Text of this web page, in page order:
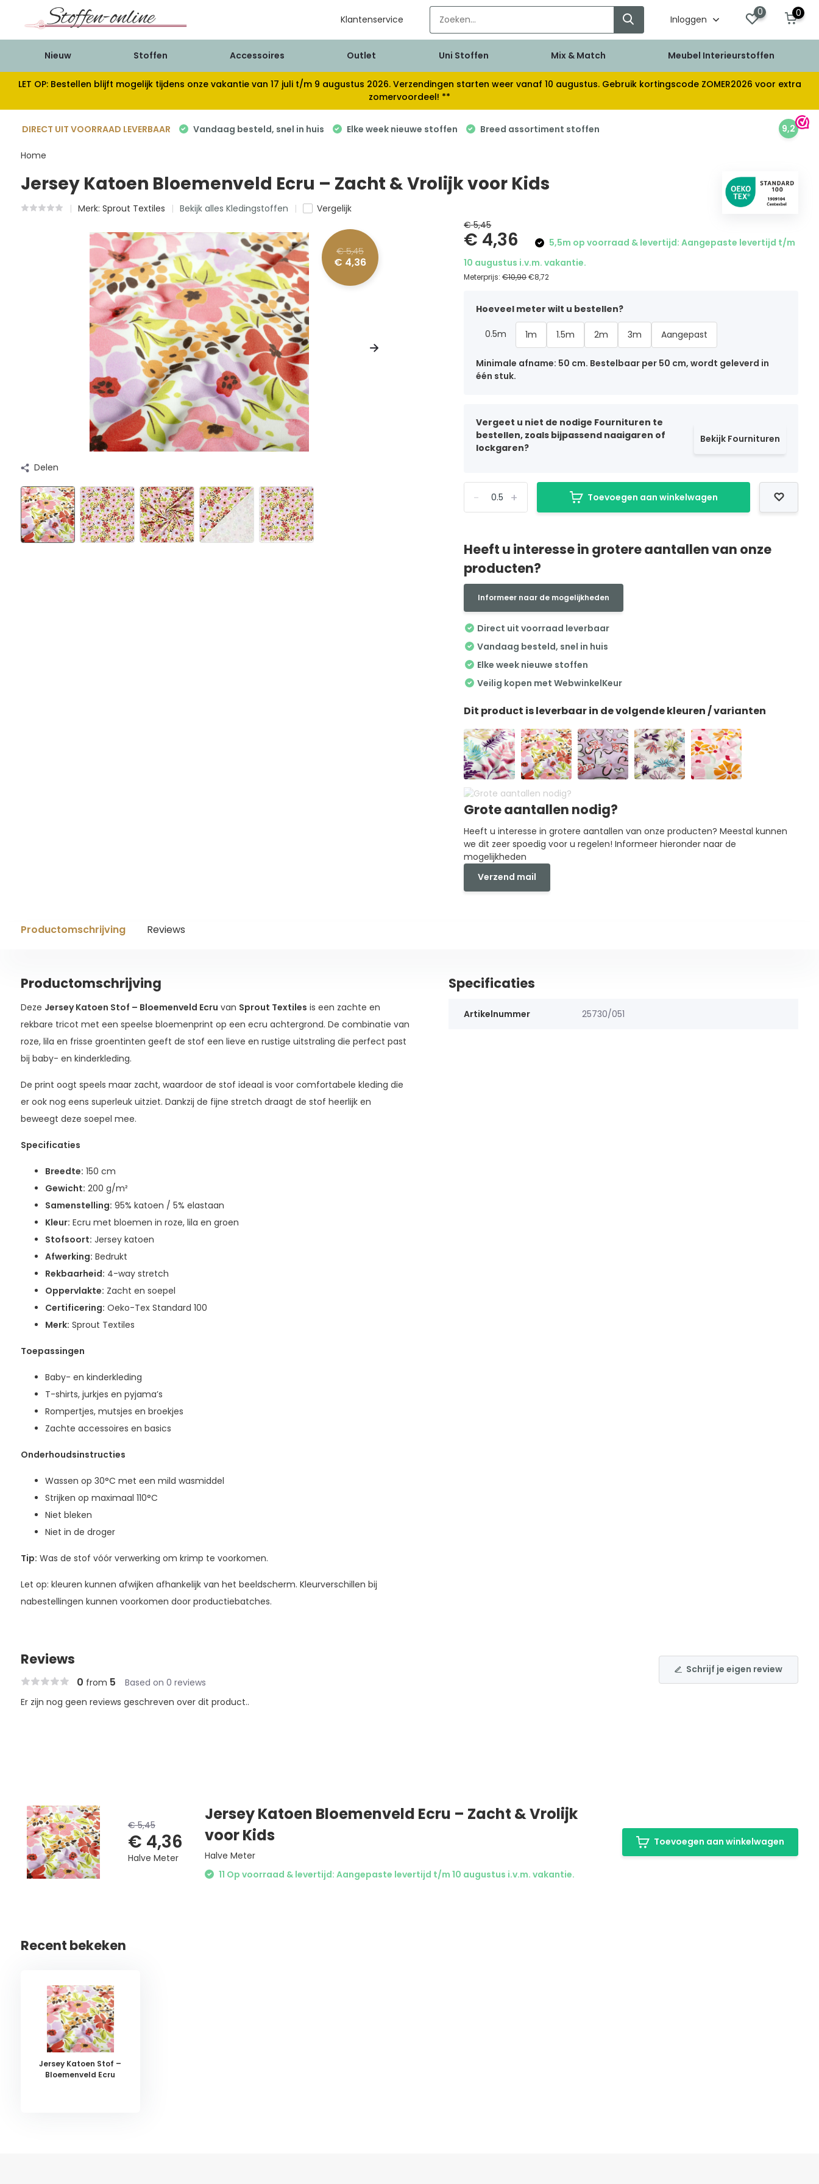
Klantenservice Inloggen
0 0
Nieuw Stoffen Accessoires Outlet Uni Stoffen Mix & Match Meubel Interieurstoffen
LET OP: Bestellen blijft mogelijk tijdens onze vakantie van 17 juli t/m 9 augustus 2026. Verzendingen starten weer vanaf 10 augustus. Gebruik kortingscode ZOMER2026 voor extra
zomervoordeel! **
DIRECT UIT VOORRAAD LEVERBAAR Vandaag besteld, snel in huis Elke week nieuwe stoffen Breed assortiment stoffen 9,2
Home
Jersey Katoen Bloemenveld Ecru – Zacht & Vrolijk voor Kids
Merk: Sprout Textiles Bekijk alles Kledingstoffen Vergelijk
€ 5,45
€ 4,36
Delen
€ 5,45
€ 4,36
5,5m op voorraad & levertijd: Aangepaste levertijd t/m
10 augustus i.v.m. vakantie.
Meterprijs:€10,90€8,72
Hoeveel meter wilt u bestellen?
0.5m 1m 1.5m 2m 3m Aangepast
Minimale afname: 50 cm. Bestelbaar per 50 cm, wordt geleverd in
één stuk.
Vergeet u niet de nodige Fournituren te
bestellen, zoals bijpassend naaigaren of
lockgaren?
Bekijk Fournituren
+
- Toevoegen aan winkelwagen
Heeft u interesse in grotere aantallen van onze
producten?
Informeer naar de mogelijkheden
Direct uit voorraad leverbaar
Vandaag besteld, snel in huis
Elke week nieuwe stoffen
Veilig kopen met WebwinkelKeur
Dit product is leverbaar in de volgende kleuren / varianten
Grote aantallen nodig?
Heeft u interesse in grotere aantallen van onze producten? Meestal kunnen
we dit zeer spoedig voor u regelen! Informeer hieronder naar de
mogelijkheden
Verzend mail
Productomschrijving Reviews
Productomschrijving
Deze Jersey Katoen Stof – Bloemenveld Ecru van Sprout Textiles is een zachte en
rekbare tricot met een speelse bloemenprint op een ecru achtergrond. De combinatie van
roze, lila en frisse groentinten geeft de stof een lieve en rustige uitstraling die perfect past
bij baby- en kinderkleding.
De print oogt speels maar zacht, waardoor de stof ideaal is voor comfortabele kleding die
er ook nog eens superleuk uitziet. Dankzij de fijne stretch draagt de stof heerlijk en
beweegt deze soepel mee.
Specificaties
Breedte: 150 cm
Gewicht: 200 g/m²
Samenstelling: 95% katoen / 5% elastaan
Kleur: Ecru met bloemen in roze, lila en groen
Stofsoort: Jersey katoen
Afwerking: Bedrukt
Rekbaarheid: 4-way stretch
Oppervlakte: Zacht en soepel
Certificering: Oeko-Tex Standard 100
Merk: Sprout Textiles
Toepassingen
Baby- en kinderkleding
T-shirts, jurkjes en pyjama’s
Rompertjes, mutsjes en broekjes
Zachte accessoires en basics
Onderhoudsinstructies
Wassen op 30°C met een mild wasmiddel
Strijken op maximaal 110°C
Niet bleken
Niet in de droger
Tip: Was de stof vóór verwerking om krimp te voorkomen.
Let op: kleuren kunnen afwijken afhankelijk van het beeldscherm. Kleurverschillen bij
nabestellingen kunnen voorkomen door productiebatches.
Specificaties
Artikelnummer 25730/051
Reviews
0 from 5 Based on 0 reviews
Schrijf je eigen review
Er zijn nog geen reviews geschreven over dit product..
€ 5,45
€ 4,36
Halve Meter
Jersey Katoen Bloemenveld Ecru – Zacht & Vrolijk
voor Kids
Halve Meter
11 Op voorraad & levertijd: Aangepaste levertijd t/m 10 augustus i.v.m. vakantie.
Toevoegen aan winkelwagen
Recent bekeken
Jersey Katoen Stof –
Bloemenveld Ecru